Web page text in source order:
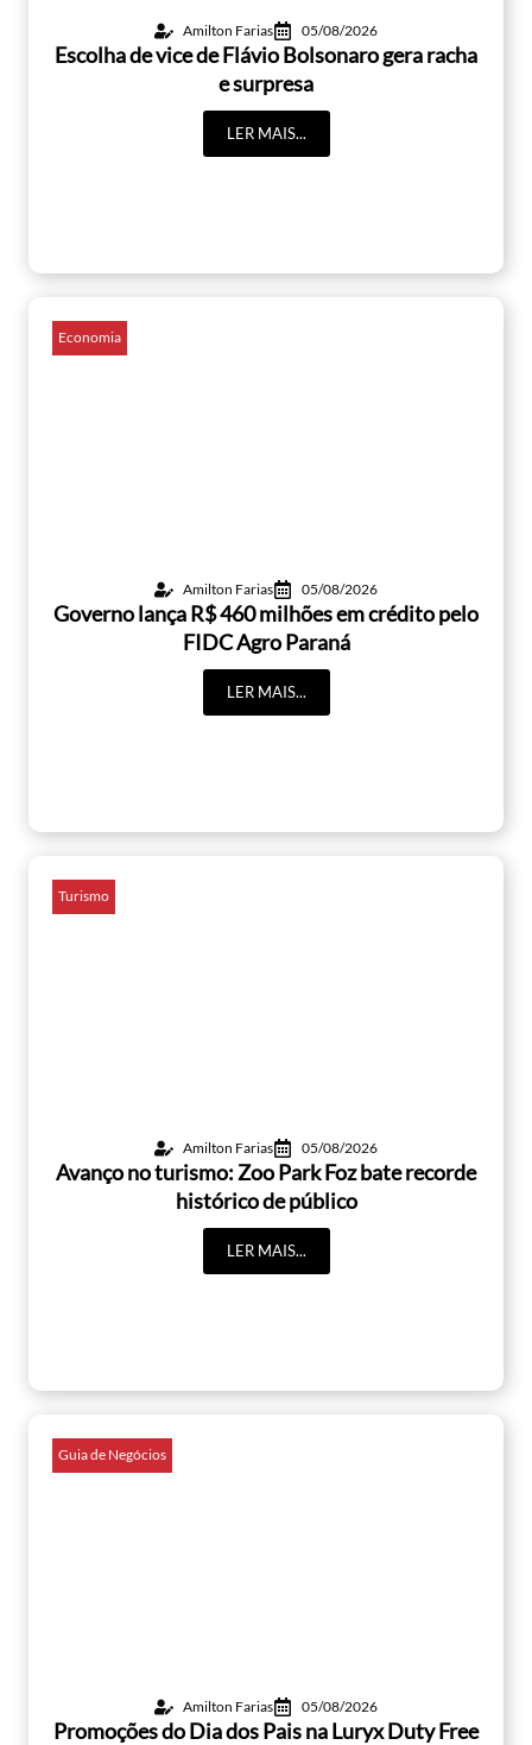
Amilton Farias 05/08/2026
Escolha de vice de Flávio Bolsonaro gera racha
e surpresa
LER MAIS...
Economia
Amilton Farias 05/08/2026
Governo lança R$ 460 milhões em crédito pelo
FIDC Agro Paraná
LER MAIS...
Turismo
Amilton Farias 05/08/2026
Avanço no turismo: Zoo Park Foz bate recorde
histórico de público
LER MAIS...
Guia de Negócios
Amilton Farias 05/08/2026
Promoções do Dia dos Pais na Luryx Duty Free